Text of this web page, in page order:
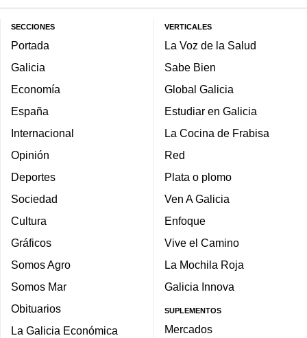
SECCIONES
Portada
Galicia
Economía
España
Internacional
Opinión
Deportes
Sociedad
Cultura
Gráficos
Somos Agro
Somos Mar
Obituarios
La Galicia Económica
VERTICALES
La Voz de la Salud
Sabe Bien
Global Galicia
Estudiar en Galicia
La Cocina de Frabisa
Red
Plata o plomo
Ven A Galicia
Enfoque
Vive el Camino
La Mochila Roja
Galicia Innova
SUPLEMENTOS
Mercados